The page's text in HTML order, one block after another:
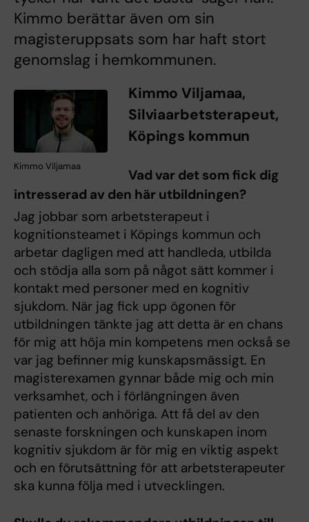
Kimmo berättar även om sin
magisteruppsats som har haft stort
genomslag i hemkommunen.
Kimmo Viljamaa
Kimmo Viljamaa,
Silviaarbetsterapeut,
Köpings kommun
Vad var det som fick dig
intresserad av den här utbildningen?
Jag jobbar som arbetsterapeut i
kognitionsteamet i Köpings kommun och
arbetar dagligen med att handleda, utbilda
och stödja alla som på något sätt kommer i
kontakt med personer med en kognitiv
sjukdom. När jag fick upp ögonen för
utbildningen tänkte jag att detta är en chans
för mig att höja min kompetens men också se
var jag befinner mig kunskapsmässigt. En
magisterexamen gynnar både mig och min
verksamhet, och i förlängningen även
patienten och anhöriga. Att få del av den
senaste forskningen och kunskapen inom
kognitiv sjukdom är för mig en viktig aspekt
och en förutsättning för att arbetsterapeuter
ska kunna följa med i utvecklingen.